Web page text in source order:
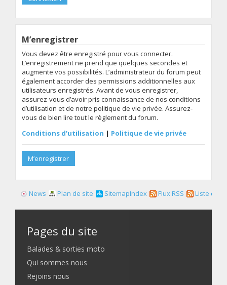
M’enregistrer
Vous devez être enregistré pour vous connecter.
L’enregistrement ne prend que quelques secondes et
augmente vos possibilités. L’administrateur du forum peut
également accorder des permissions additionnelles aux
utilisateurs enregistrés. Avant de vous enregistrer,
assurez-vous d’avoir pris connaissance de nos conditions
d’utilisation et de notre politique de vie privée. Assurez-
vous de bien lire tout le règlement du forum.
Conditions d’utilisation | Politique de vie privée
M’enregistrer
News Plan de site SitemapIndex Flux RSS Liste des
Pages du site
Balades & sorties moto
Qui sommes nous
Rejoins nous